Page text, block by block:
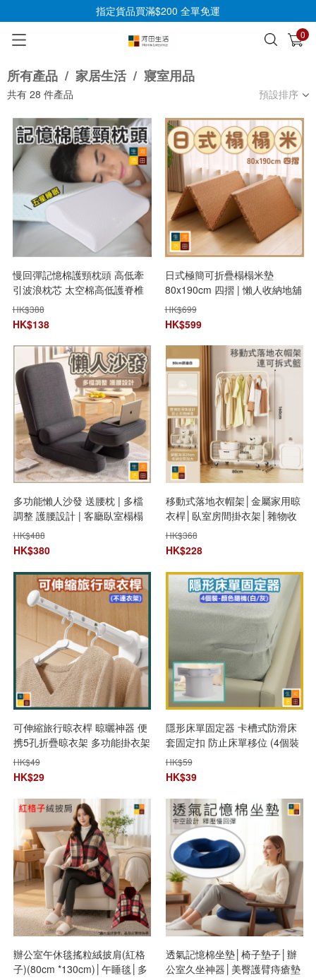
指定貨品買滿$200 全單免運
0
已加入購物車 查看
所有產品 / 家居生活 / 寢室用品
共有 28 件產品 預設排序
慢回彈記憶棉護頸枕頭 高低牽
引波浪枕芯 太空棉高低護脊椎
枕
HK$388
HK$138
日式極簡可折疊榻榻米墊
80x190cm 四摺 | 懶人收納地舖
透氣涼爽護脊床墊
HK$699
HK$599
多功能懶人沙發 送腰枕 | 多檔
調整 護腰設計 | 客廳臥室榻榻
米靠背椅 單人坐墊
HK$488
HK$380
移動式落地衣帽架│金屬家用晾
衣桿│臥室房間掛衣架│雜物收
納置物架│展示架
HK$368
HK$228
可伸縮旅行晾衣桿 晾曬神器 便
携5孔折疊晾衣架 多功能掛衣架
HK$49
HK$29
隱形床單固定器 卡槽式防滑床
套固定扣 防止床單移位 (4個裝
- 顏色隨機)
HK$59
HK$39
辦公室午休毯搖粒絨披肩(紅格
子)(80cm *130cm)│午睡毯│多
透氣記憶棉坐墊│椅子墊子│辦
公室久坐神器│美臀護臂痔瘡墊